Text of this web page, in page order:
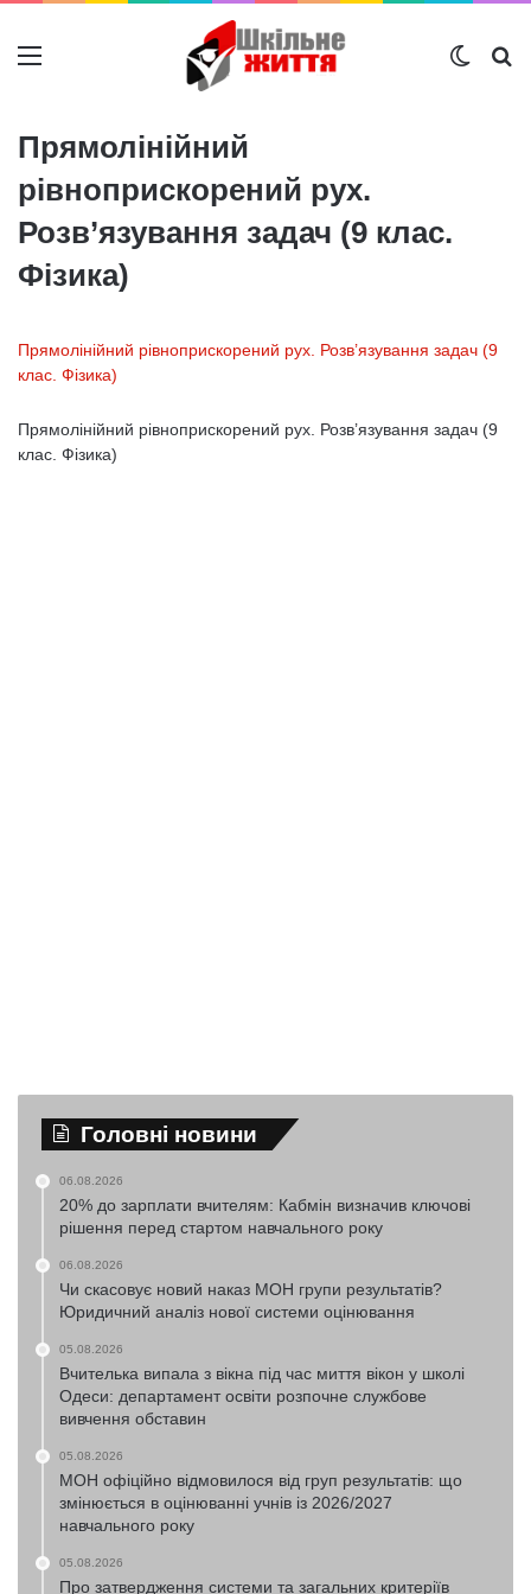
Меню
Прямолінійний
рівноприскорений рух.
Розв’язування задач (9 клас.
Фізика)
Прямолінійний рівноприскорений рух. Розв’язування задач (9
клас. Фізика)
Прямолінійний рівноприскорений рух. Розв’язування задач (9
клас. Фізика)
Головні новини
06.08.2026
20% до зарплати вчителям: Кабмін визначив ключові
рішення перед стартом навчального року
06.08.2026
Чи скасовує новий наказ МОН групи результатів?
Юридичний аналіз нової системи оцінювання
05.08.2026
Вчителька випала з вікна під час миття вікон у школі
Одеси: департамент освіти розпочне службове
вивчення обставин
05.08.2026
МОН офіційно відмовилося від груп результатів: що
змінюється в оцінюванні учнів із 2026/2027
навчального року
05.08.2026
Про затвердження системи та загальних критеріїв